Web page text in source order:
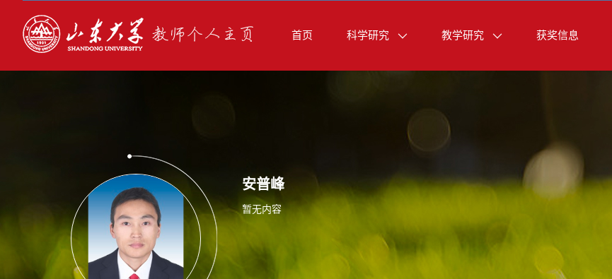
首页 科学研究 教学研究 获奖信息
安普峰
暂无内容